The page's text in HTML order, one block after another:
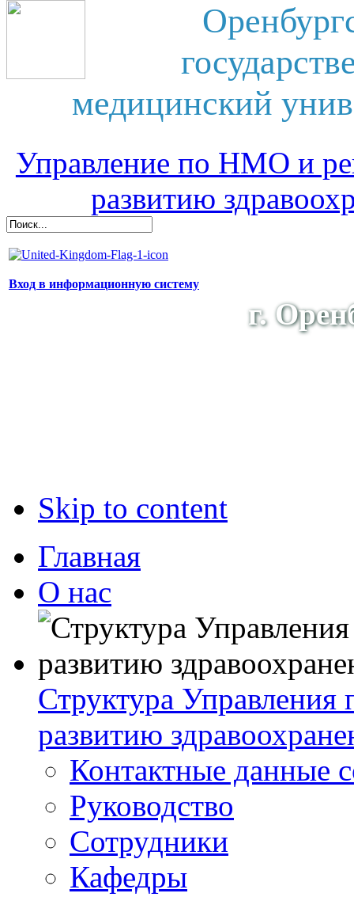
медицинский
Управление по НМО и
развитию
Вход в информационную систему
г.
Skip to content
Главная
О нас
Структура
развитию
Контактные данные
Руководство
Сотрудники
Кафедры